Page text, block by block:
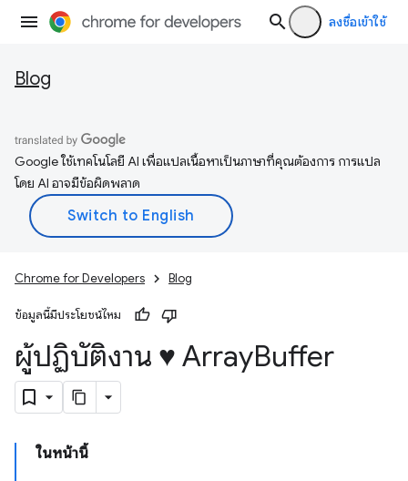
ลงชื่อเข้าใช้
Blog
Google ใช้เทคโนโลยี AI เพื่อแปลเนื้อหาเป็นภาษาที่คุณต้องการ การแปล
โดย AI อาจมีข้อผิดพลาด
Chrome for Developers Blog
ข้อมูลนี้มีประโยชน์ไหม
ผู้ปฏิบัติงาน ♥ ArrayBuffer
ในหน้านี้